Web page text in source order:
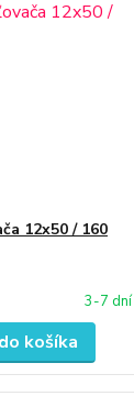
12x50 / 160
3-7 dní
košíka